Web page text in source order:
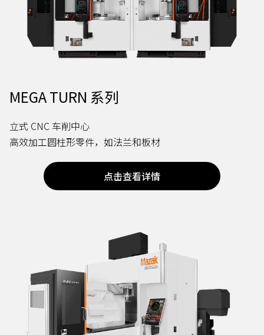
MEGA TURN 系列
立式 CNC 车削中心
高效加工圆柱形零件，如法兰和板材
点击查看详情